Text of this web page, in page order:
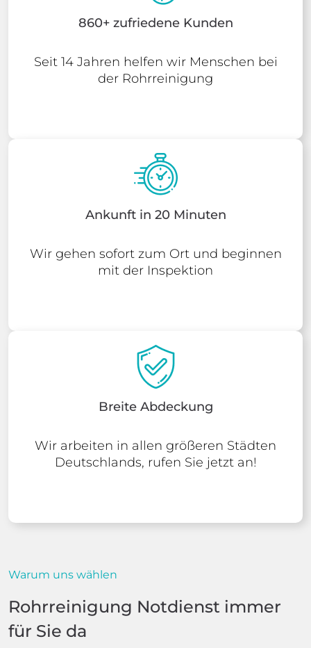
860+ zufriedene Kunden
Seit 14 Jahren helfen wir Menschen bei
der Rohrreinigung
Ankunft in 20 Minuten
Wir gehen sofort zum Ort und beginnen
mit der Inspektion
Breite Abdeckung
Wir arbeiten in allen größeren Städten
Deutschlands, rufen Sie jetzt an!
Warum uns wählen
Rohrreinigung Notdienst immer
für Sie da